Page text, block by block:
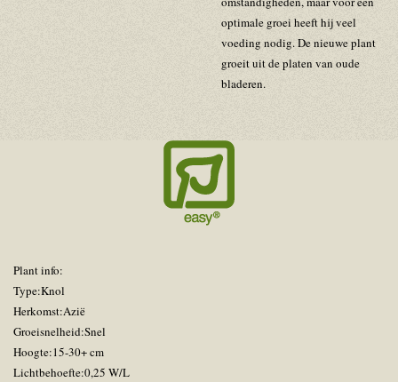
optimale groei heeft hij veel
voeding nodig. De nieuwe plant
groeit uit de platen van oude
bladeren.
Plant info:
Type:Knol
Herkomst:Azië
Groeisnelheid:Snel
Hoogte:15-30+ cm
Lichtbehoefte:0,25 W/L